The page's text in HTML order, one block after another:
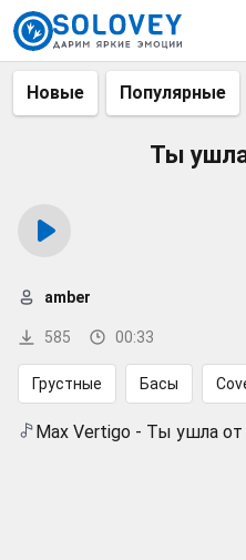
Новые Популярные
Ты
585 00:33
amber
Грустные Басы
Max Vertigo - Ты ушла